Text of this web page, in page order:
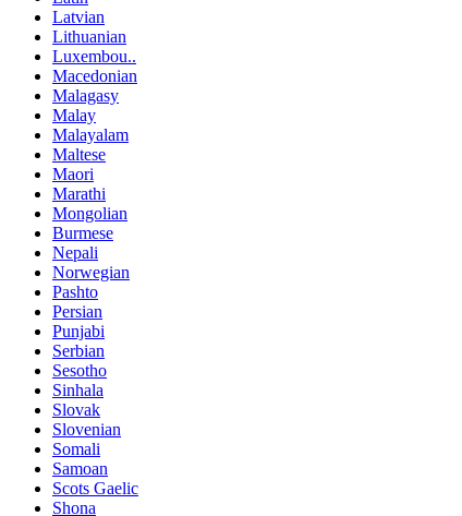
Latvian
Lithuanian
Luxembou..
Macedonian
Malagasy
Malay
Malayalam
Maltese
Maori
Marathi
Mongolian
Burmese
Nepali
Norwegian
Pashto
Persian
Punjabi
Serbian
Sesotho
Sinhala
Slovak
Slovenian
Somali
Samoan
Scots Gaelic
Shona